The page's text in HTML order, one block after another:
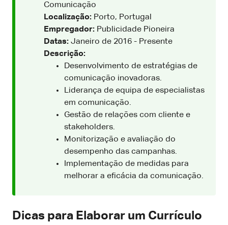
Comunicação
Localização: Porto, Portugal
Empregador: Publicidade Pioneira
Datas: Janeiro de 2016 - Presente
Descrição:
Desenvolvimento de estratégias de
comunicação inovadoras.
Liderança de equipa de especialistas
em comunicação.
Gestão de relações com cliente e
stakeholders.
Monitorização e avaliação do
desempenho das campanhas.
Implementação de medidas para
melhorar a eficácia da comunicação.
Dicas para Elaborar um Currículo